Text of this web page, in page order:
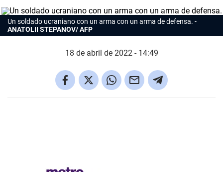
Un soldado ucraniano con un arma con un arma de defensa.
ANATOLII STEPANOV/ AFP
18 de abril de 2022 - 14:49